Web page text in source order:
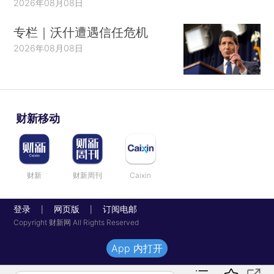
2026年08月08日
专栏｜沃什遭遇信任危机
2026年08月08日
财新移动
财新 财新周刊 Caixin
登录 网页版 订阅电邮
Copyright 财新网 All Rights Reserved
App 内打开